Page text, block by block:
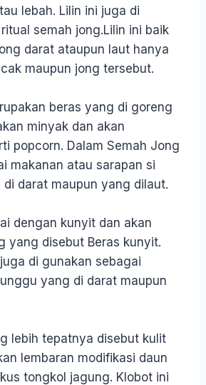
lebah. Lilin ini juga di
semah jong.Lilin ini baik
darat ataupun laut hanya
maupun jong tersebut.
beras yang di goreng
minyak dan akan
popcorn. Dalam Semah Jong
makanan atau sarapan si
darat maupun yang dilaut.
dengan kunyit dan akan
yang disebut Beras kunyit.
di gunakan sebagai
yang di darat maupun
lebih tepatnya disebut kulit
lembaran modifikasi daun
tongkol jagung. Klobot ini